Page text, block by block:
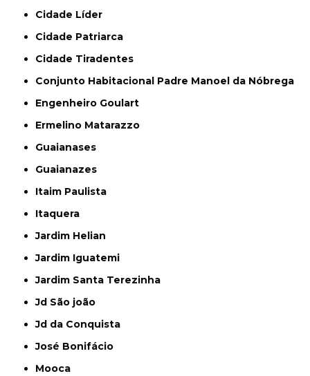
Cidade Líder
Cidade Patriarca
Cidade Tiradentes
Conjunto Habitacional Padre Manoel da Nóbrega
Engenheiro Goulart
Ermelino Matarazzo
Guaianases
Guaianazes
Itaim Paulista
Itaquera
Jardim Helian
Jardim Iguatemi
Jardim Santa Terezinha
Jd São joão
Jd da Conquista
José Bonifácio
Mooca